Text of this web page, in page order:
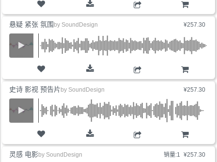
¥257.30
悬疑 紧张 氛围 by SoundDesign
¥257.30
史诗 影视 预告片 by SoundDesign
销量:1 ¥257.30
灵感 电影by SoundDesign